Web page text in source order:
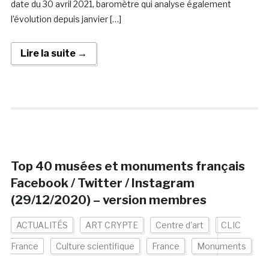
date du 30 avril 2021, baromètre qui analyse également
l’évolution depuis janvier […]
Lire la suite →
Top 40 musées et monuments français
Facebook / Twitter / Instagram
(29/12/2020) – version membres
ACTUALITÉS ART CRYPTE Centre d'art CLIC
France Culture scientifique France Monuments